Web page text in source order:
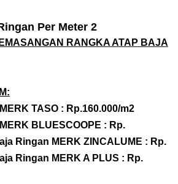
Per Meter 2
RANGKA ATAP BAJA
MERK TASO : Rp.160.000/m2
MERK BLUESCOOPE : Rp.
Ringan MERK ZINCALUME : Rp.
Ringan MERK A PLUS : Rp.